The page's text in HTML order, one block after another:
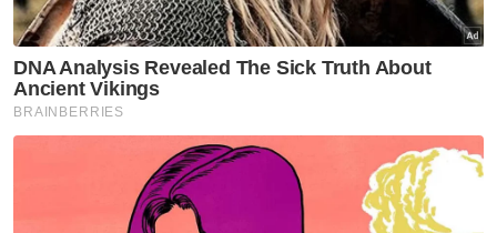
Bersatu Johor Bahru
PRN Johor